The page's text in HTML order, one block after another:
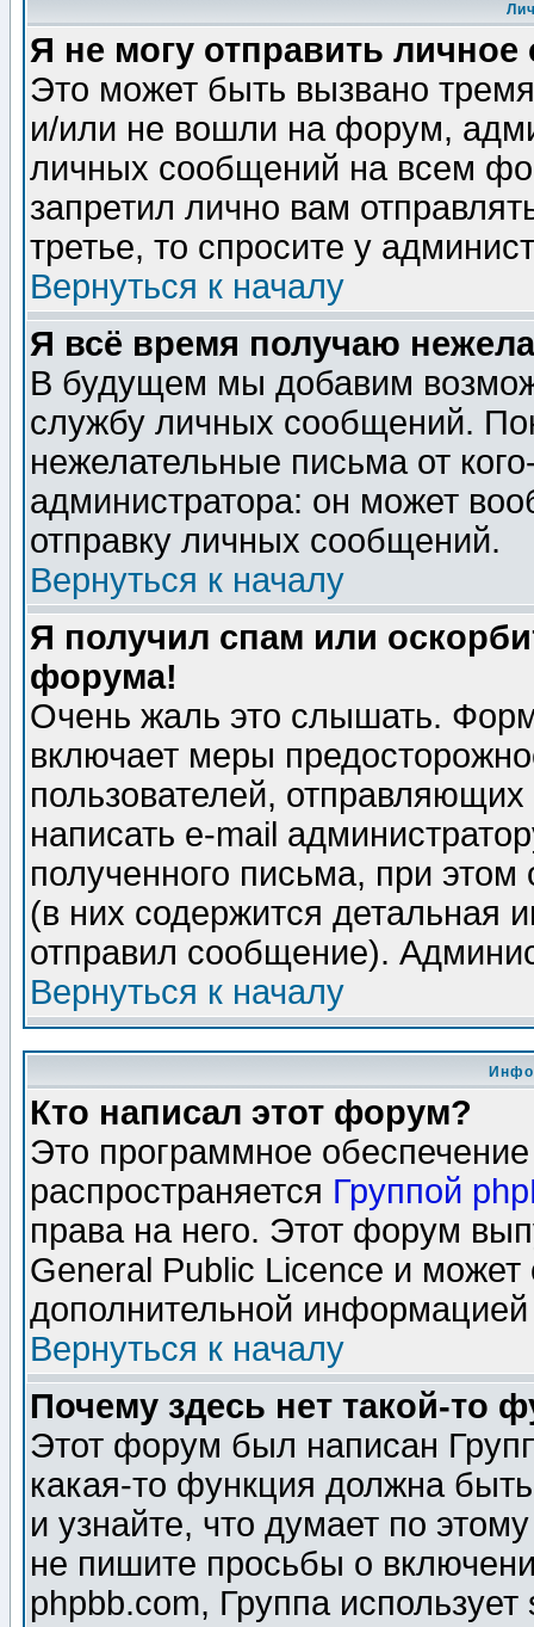
Я не могу отправить
Это может быть вызвано
и/или не вошли на форум,
личных сообщений на всем
запретил лично вам
третье, то спросите у
Вернуться к началу
Я всё время получаю
В будущем мы добавим
службу личных сообщений.
нежелательные письма от
администратора: он может
отправку личных сообщений.
Вернуться к началу
Я получил спам или
форума!
Очень жаль это слышать.
включает меры
пользователей,
написать e-mail
полученного письма, при этом
(в них содержится детальная
отправил сообщение).
Вернуться к началу
Кто написал этот форум?
Это программное
распространяется Группой
права на него. Этот форум
General Public Licence и может
дополнительной
Вернуться к началу
Почему здесь нет такой-то
Этот форум был написан
какая-то функция должна
и узнайте, что думает по
не пишите просьбы о
phpbb.com, Группа